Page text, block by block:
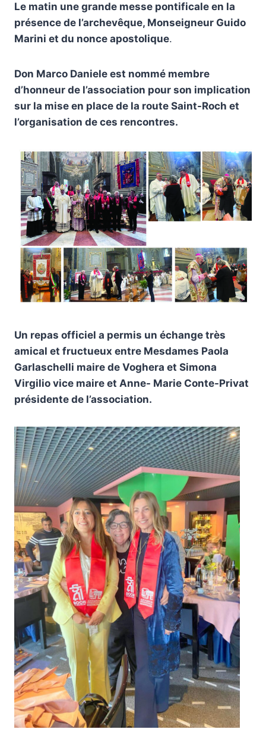
Le matin une grande messe pontificale en la
présence de l’archevêque, Monseigneur Guido
Marini et du nonce apostolique.
Don Marco Daniele est nommé membre
d’honneur de l’association pour son implication
sur la mise en place de la route Saint-Roch et
l’organisation de ces rencontres.
Un repas officiel a permis un échange très
amical et fructueux entre Mesdames Paola
Garlaschelli maire de Voghera et Simona
Virgilio vice maire et Anne- Marie Conte-Privat
présidente de l’association.